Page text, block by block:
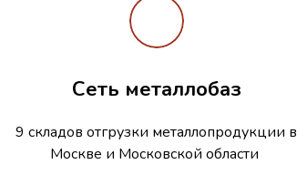
Сеть металлобаз
9 складов отгрузки металлопродукции в
Москве и Московской области